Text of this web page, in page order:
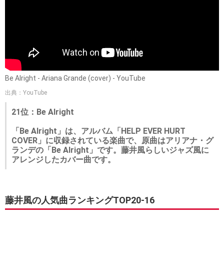
Be Alright - Ariana Grande (cover) - YouTube
出典：YouTube
21位：Be Alright
「Be Alright」は、アルバム「HELP EVER HURT
COVER」に収録されている楽曲で、原曲はアリアナ・グ
ランデの「Be Alright」です。藤井風らしいジャズ風に
アレンジしたカバー曲です。
藤井風の人気曲ランキングTOP20-16